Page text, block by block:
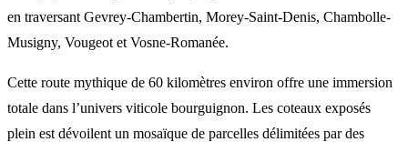
en traversant Gevrey-Chambertin, Morey-Saint-Denis, Chambolle-
Musigny, Vougeot et Vosne-Romanée.
Cette route mythique de 60 kilomètres environ offre une immersion
totale dans l’univers viticole bourguignon. Les coteaux exposés
plein est dévoilent un mosaïque de parcelles délimitées par des